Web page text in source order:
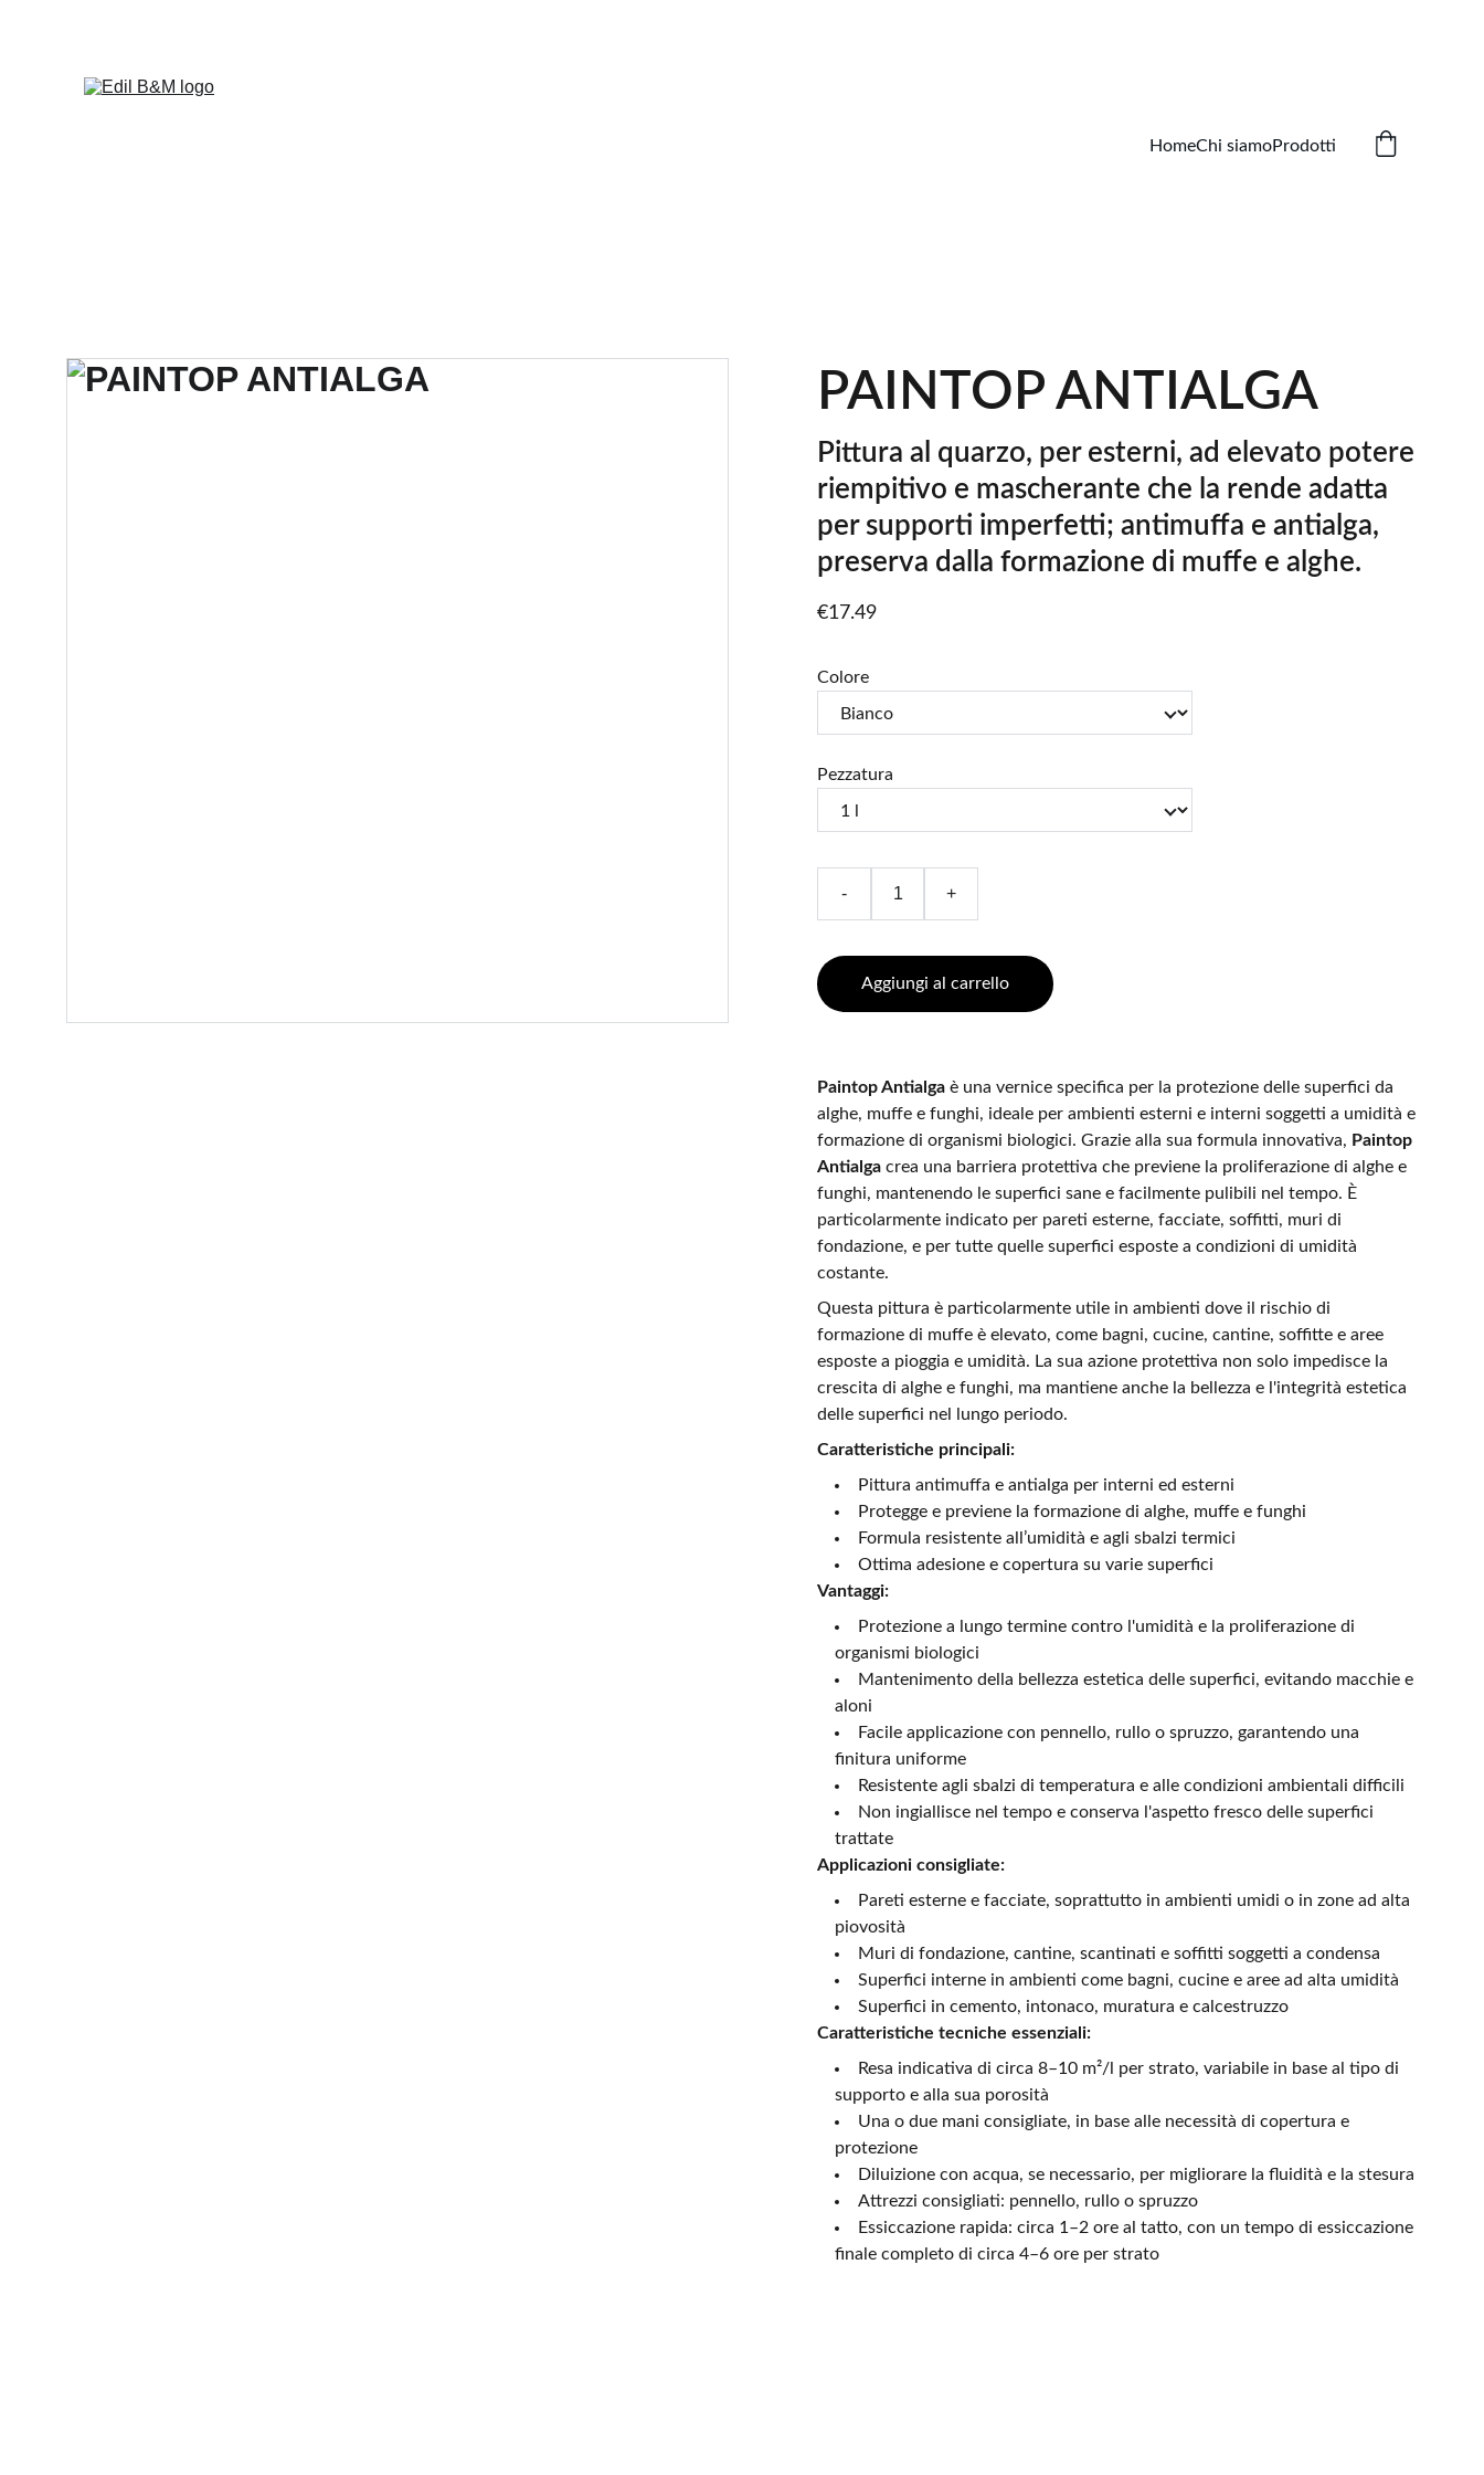
HomeChi siamoProdotti
PAINTOP ANTIALGA
Pittura al quarzo, per esterni, ad elevato potere
riempitivo e mascherante che la rende adatta
per supporti imperfetti; antimuffa e antialga,
preserva dalla formazione di muffe e alghe.
€17.49
Colore
Pezzatura
- +
Aggiungi al carrello
Paintop Antialga è una vernice specifica per la protezione delle superfici da
alghe, muffe e funghi, ideale per ambienti esterni e interni soggetti a umidità e
formazione di organismi biologici. Grazie alla sua formula innovativa, Paintop
Antialga crea una barriera protettiva che previene la proliferazione di alghe e
funghi, mantenendo le superfici sane e facilmente pulibili nel tempo. È
particolarmente indicato per pareti esterne, facciate, soffitti, muri di
fondazione, e per tutte quelle superfici esposte a condizioni di umidità
costante.
Questa pittura è particolarmente utile in ambienti dove il rischio di
formazione di muffe è elevato, come bagni, cucine, cantine, soffitte e aree
esposte a pioggia e umidità. La sua azione protettiva non solo impedisce la
crescita di alghe e funghi, ma mantiene anche la bellezza e l'integrità estetica
delle superfici nel lungo periodo.
Caratteristiche principali:
Pittura antimuffa e antialga per interni ed esterni
Protegge e previene la formazione di alghe, muffe e funghi
Formula resistente all’umidità e agli sbalzi termici
Ottima adesione e copertura su varie superfici
Vantaggi:
Protezione a lungo termine contro l'umidità e la proliferazione di
organismi biologici
Mantenimento della bellezza estetica delle superfici, evitando macchie e
aloni
Facile applicazione con pennello, rullo o spruzzo, garantendo una
finitura uniforme
Resistente agli sbalzi di temperatura e alle condizioni ambientali difficili
Non ingiallisce nel tempo e conserva l'aspetto fresco delle superfici
trattate
Applicazioni consigliate:
Pareti esterne e facciate, soprattutto in ambienti umidi o in zone ad alta
piovosità
Muri di fondazione, cantine, scantinati e soffitti soggetti a condensa
Superfici interne in ambienti come bagni, cucine e aree ad alta umidità
Superfici in cemento, intonaco, muratura e calcestruzzo
Caratteristiche tecniche essenziali:
Resa indicativa di circa 8–10 m²/l per strato, variabile in base al tipo di
supporto e alla sua porosità
Una o due mani consigliate, in base alle necessità di copertura e
protezione
Diluizione con acqua, se necessario, per migliorare la fluidità e la stesura
Attrezzi consigliati: pennello, rullo o spruzzo
Essiccazione rapida: circa 1–2 ore al tatto, con un tempo di essiccazione
finale completo di circa 4–6 ore per strato